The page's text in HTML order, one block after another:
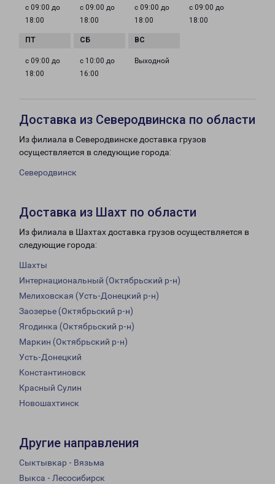
с 09:00 до
18:00
с 09:00 до
18:00
с 09:00 до
18:00
с 09:00 до
18:00
с 09:00 до
18:00
с 10:00 до
16:00
Выходной
Доставка из Северодвинска по области
Из филиала в Северодвинске доставка грузов
осуществляется в следующие города:
Северодвинск
Доставка из Шахт по области
Из филиала в Шахтах доставка грузов осуществляется в
следующие города:
Шахты
Интернациональный (Октябрьский р-н)
Мелиховская (Усть-Донецкий р-н)
Заозерье (Октябрьский р-н)
Ягодинка (Октябрьский р-н)
Маркин (Октябрьский р-н)
Усть-Донецкий
Константиновск
Красный Сулин
Новошахтинск
Другие направления
Сыктывкар - Вязьма
Выкса - Лесосибирск